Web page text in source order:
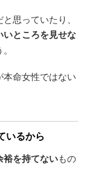
思っていたり、
いところを見せな
命女性ではない
いるから
裕を持てないもの